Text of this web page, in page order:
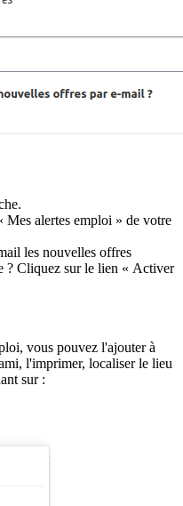
Mes alertes emploi » de votre
les nouvelles offres
? Cliquez sur le lien « Activer
vous pouvez l'ajouter à
l'imprimer, localiser le lieu
sur :